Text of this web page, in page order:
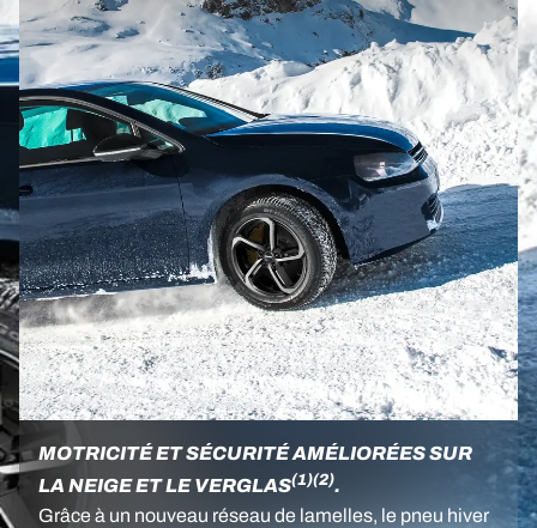
MOTRICITÉ ET SÉCURITÉ AMÉLIORÉES SUR
LA NEIGE ET LE VERGLAS(1)(2).
Grâce à un nouveau réseau de lamelles, le pneu hiver